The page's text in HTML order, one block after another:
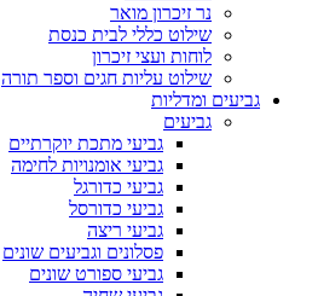
נר זיכרון מואר
שילוט כללי לבית כנסת
לוחות ועצי זיכרון
שילוט עליות חגים וספר תורה
גביעים ומדליות
גביעים
גביעי מתכת יוקרתיים
גביעי אומנויות לחימה
גביעי כדורגל
גביעי כדורסל
גביעי ריצה
פסלונים וגביעים שונים
גביעי ספורט שונים